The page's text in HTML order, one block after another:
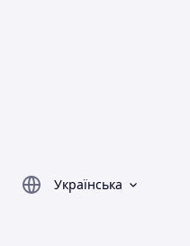
Українська